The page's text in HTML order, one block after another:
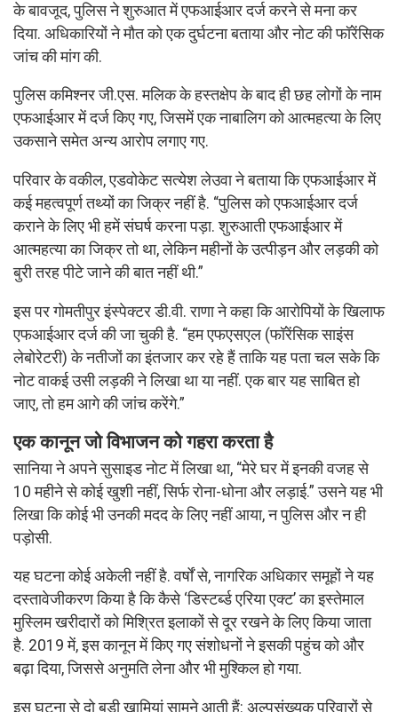
के बावजूद, पुलिस ने शुरुआत में एफआईआर दर्ज करने से मना कर
दिया. अधिकारियों ने मौत को एक दुर्घटना बताया और नोट की फॉरेंसिक
जांच की मांग की.
पुलिस कमिश्नर जी.एस. मलिक के हस्तक्षेप के बाद ही छह लोगों के नाम
एफआईआर में दर्ज किए गए, जिसमें एक नाबालिग को आत्महत्या के लिए
उकसाने समेत अन्य आरोप लगाए गए.
परिवार के वकील, एडवोकेट सत्येश लेउवा ने बताया कि एफआईआर में
कई महत्वपूर्ण तथ्यों का जिक्र नहीं है. “पुलिस को एफआईआर दर्ज
कराने के लिए भी हमें संघर्ष करना पड़ा. शुरुआती एफआईआर में
आत्महत्या का जिक्र तो था, लेकिन महीनों के उत्पीड़न और लड़की को
बुरी तरह पीटे जाने की बात नहीं थी.”
इस पर गोमतीपुर इंस्पेक्टर डी.वी. राणा ने कहा कि आरोपियों के खिलाफ
एफआईआर दर्ज की जा चुकी है. “हम एफएसएल (फॉरेंसिक साइंस
लेबोरेटरी) के नतीजों का इंतजार कर रहे हैं ताकि यह पता चल सके कि
नोट वाकई उसी लड़की ने लिखा था या नहीं. एक बार यह साबित हो
जाए, तो हम आगे की जांच करेंगे.”
एक कानून जो विभाजन को गहरा करता है
सानिया ने अपने सुसाइड नोट में लिखा था, “मेरे घर में इनकी वजह से
10 महीने से कोई खुशी नहीं, सिर्फ रोना-धोना और लड़ाई.” उसने यह भी
लिखा कि कोई भी उनकी मदद के लिए नहीं आया, न पुलिस और न ही
पड़ोसी.
यह घटना कोई अकेली नहीं है. वर्षों से, नागरिक अधिकार समूहों ने यह
दस्तावेजीकरण किया है कि कैसे ‘डिस्टर्ब्ड एरिया एक्ट’ का इस्तेमाल
मुस्लिम खरीदारों को मिश्रित इलाकों से दूर रखने के लिए किया जाता
है. 2019 में, इस कानून में किए गए संशोधनों ने इसकी पहुंच को और
बढ़ा दिया, जिससे अनुमति लेना और भी मुश्किल हो गया.
इस घटना से दो बड़ी खामियां सामने आती हैं: अल्पसंख्यक परिवारों से